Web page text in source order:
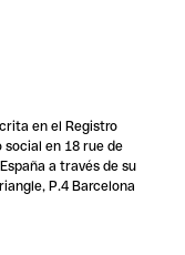
en el Registro
social en 18 rue de
a través de su
P.4 Barcelona